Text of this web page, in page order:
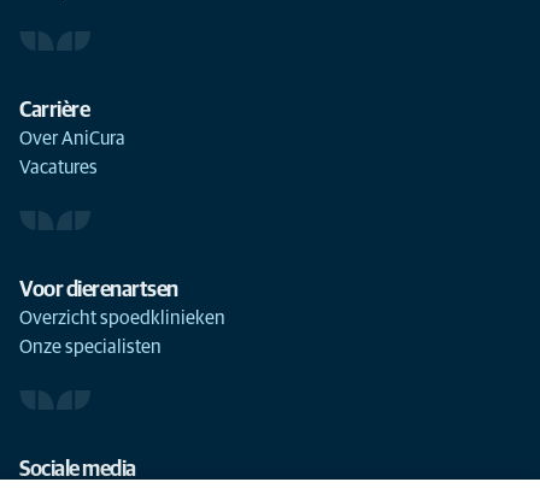
Carrière
Over AniCura
Vacatures
Voor dierenartsen
Overzicht spoedklinieken
Onze specialisten
Sociale media